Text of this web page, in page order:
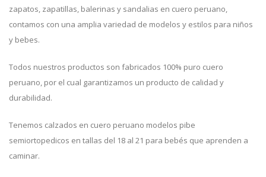
zapatos, zapatillas, balerinas y sandalias en cuero peruano,
contamos con una amplia variedad de modelos y estilos para niños
y bebes.
Todos nuestros productos son fabricados 100% puro cuero
peruano, por el cual garantizamos un producto de calidad y
durabilidad.
Tenemos calzados en cuero peruano modelos pibe
semiortopedicos en tallas del 18 al 21 para bebés que aprenden a
caminar.